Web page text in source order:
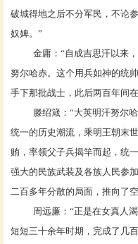
破城得地之后不分军民，不论
奴婢。”
金庸 ： “自成吉思汗以来
努尔哈赤。这个用兵如神的统
手下那批战士，此后两百年间
滕绍箴 ： “大英明汗努尔
统一的历史潮流，乘明王朝末
贿，率领父子兵揭竿而起，统
强大的民族武装及各族人民参
二百多年分散的局面，推向了
周远廉 ： “正是在女真人
短短三十余年时期，完成了几